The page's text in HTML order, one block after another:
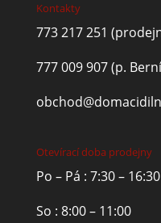
Kontakty
773 217 251
777 009 907(p.
Otevírací doba prodejny
Po – Pá : 7:30 – 16:30
So : 8:00 – 11:00